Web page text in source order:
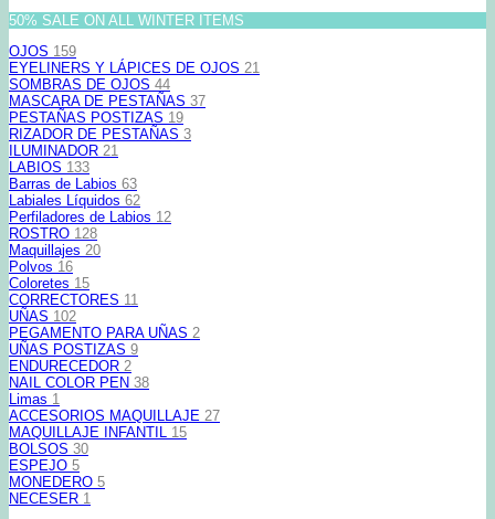
50% SALE ON ALL WINTER ITEMS
OJOS 159
EYELINERS Y LÁPICES DE OJOS 21
SOMBRAS DE OJOS 44
MASCARA DE PESTAÑAS 37
PESTAÑAS POSTIZAS 19
RIZADOR DE PESTAÑAS 3
ILUMINADOR 21
LABIOS 133
Barras de Labios 63
Labiales Líquidos 62
Perfiladores de Labios 12
ROSTRO 128
Maquillajes 20
Polvos 16
Coloretes 15
CORRECTORES 11
UÑAS 102
PEGAMENTO PARA UÑAS 2
UÑAS POSTIZAS 9
ENDURECEDOR 2
NAIL COLOR PEN 38
Limas 1
ACCESORIOS MAQUILLAJE 27
MAQUILLAJE INFANTIL 15
BOLSOS 30
ESPEJO 5
MONEDERO 5
NECESER 1